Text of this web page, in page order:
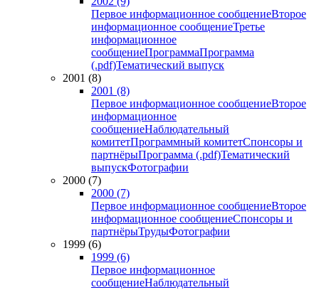
Первое информационное сообщениеВторое
информационное сообщениеТретье
информационное
сообщениеПрограммаПрограмма
(.pdf)Тематический выпуск
2001 (8)
2001 (8)
Первое информационное сообщениеВторое
информационное
сообщениеНаблюдательный
комитетПрограммный комитетСпонсоры и
партнёрыПрограмма (.pdf)Тематический
выпускФотографии
2000 (7)
2000 (7)
Первое информационное сообщениеВторое
информационное сообщениеСпонсоры и
партнёрыТрудыФотографии
1999 (6)
1999 (6)
Первое информационное
сообщениеНаблюдательный